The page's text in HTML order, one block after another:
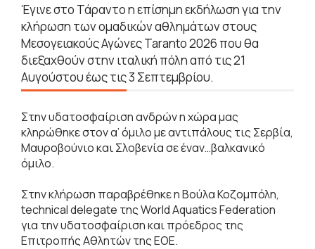
Έγινε στο Τάραντο η επίσημη εκδήλωση για την
κλήρωση των ομαδικών αθλημάτων στους
Μεσογειακούς Αγώνες Taranto 2026 που θα
διεξαχθούν στην ιταλική πόλη από τις 21
Αυγούστου έως τις 3 Σεπτεμβρίου.
Στην υδατοσφαίριση ανδρών η χώρα μας
κληρώθηκε στον α’ όμιλο με αντιπάλους τις Σερβία,
Μαυροβούνιο και Σλοβενία σε έναν…βαλκανικό
όμιλο.
Στην κλήρωση παραβρέθηκε η Βούλα Κοζομπόλη,
technical delegate της World Aquatics Federation
για την υδατοσφαίριση και πρόεδρος της
Επιτροπής Αθλητών της ΕΟΕ.